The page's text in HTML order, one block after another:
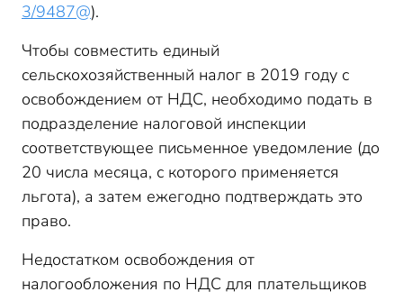
3/9487@).
Чтобы совместить единый
сельскохозяйственный налог в 2019 году с
освобождением от НДС, необходимо подать в
подразделение налоговой инспекции
соответствующее письменное уведомление (до
20 числа месяца, с которого применяется
льгота), а затем ежегодно подтверждать это
право.
Недостатком освобождения от
налогообложения по НДС для плательщиков